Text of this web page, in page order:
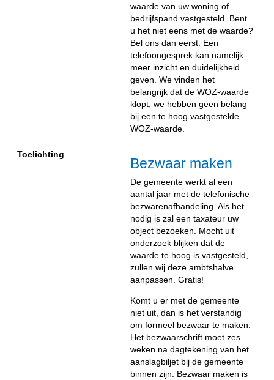
waarde van uw woning of
bedrijfspand vastgesteld. Bent
u het niet eens met de waarde?
Bel ons dan eerst. Een
telefoongesprek kan namelijk
meer inzicht en duidelijkheid
geven. We vinden het
belangrijk dat de WOZ-waarde
klopt; we hebben geen belang
bij een te hoog vastgestelde
WOZ-waarde.
Toelichting
Bezwaar maken
De gemeente werkt al een
aantal jaar met de telefonische
bezwarenafhandeling. Als het
nodig is zal een taxateur uw
object bezoeken. Mocht uit
onderzoek blijken dat de
waarde te hoog is vastgesteld,
zullen wij deze ambtshalve
aanpassen. Gratis!
Komt u er met de gemeente
niet uit, dan is het verstandig
om formeel bezwaar te maken.
Het bezwaarschrift moet zes
weken na dagtekening van het
aanslagbiljet bij de gemeente
binnen zijn. Bezwaar maken is